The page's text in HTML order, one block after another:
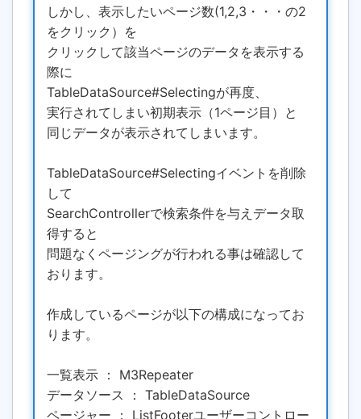
しかし、表示したいページ数(1,2,3・・・の2
をクリック）を
クリックして該当ページのデータを表示する
際に
TableDataSource#Selectingが再度、
実行されてしまい初期表示（1ページ目）と
同じデータが表示されてしまいます。
TableDataSource#Selectingイベントを削除
して
SearchControllerで検索条件を与えデータ取
得すると
問題なくページングが行われる事は確認して
おります。
作成しているページが以下の構成になってお
ります。
一覧表示 ： M3Repeater
データソース ： TableDataSource
ページャー ： ListFooterユーザーコントロー